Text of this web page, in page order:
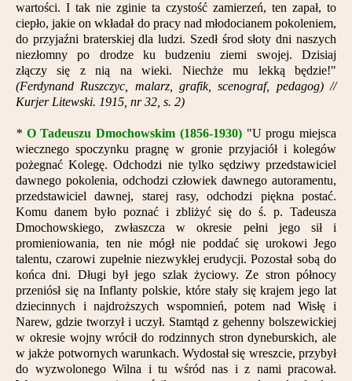
wartości. I tak nie zginie ta czystość zamierzeń, ten zapał, to
ciepło, jakie on wkładał do pracy nad młodocianem pokoleniem,
do przyjaźni braterskiej dla ludzi. Szedł środ słoty dni naszych
niezłomny po drodze ku budzeniu ziemi swojej. Dzisiaj
złączy się z nią na wieki. Niechże mu lekką będzie!"
(Ferdynand Ruszczyc, malarz, grafik, scenograf, pedagog) //
Kurjer Litewski. 1915, nr 32, s. 2)
* O Tadeuszu Dmochowskim (1856-1930) "U progu miejsca
wiecznego spoczynku pragnę w gronie przyjaciół i kolegów
pożegnać Kolegę. Odchodzi nie tylko sędziwy przedstawiciel
dawnego pokolenia, odchodzi człowiek dawnego autoramentu,
przedstawiciel dawnej, starej rasy, odchodzi piękna postać.
Komu danem było poznać i zbliżyć się do ś. p. Tadeusza
Dmochowskiego, zwłaszcza w okresie pełni jego sił i
promieniowania, ten nie mógł nie poddać się urokowi Jego
talentu, czarowi zupełnie niezwykłej erudycji. Pozostał sobą do
końca dni. Długi był jego szlak życiowy. Ze stron północy
przeniósł się na Inflanty polskie, które stały się krajem jego lat
dziecinnych i najdroższych wspomnień, potem nad Wisłę i
Narew, gdzie tworzył i uczył. Stamtąd z gehenny bolszewickiej
w okresie wojny wrócił do rodzinnych stron dyneburskich, ale
w jakże potwornych warunkach. Wydostał się wreszcie, przybył
do wyzwolonego Wilna i tu wśród nas i z nami pracował.